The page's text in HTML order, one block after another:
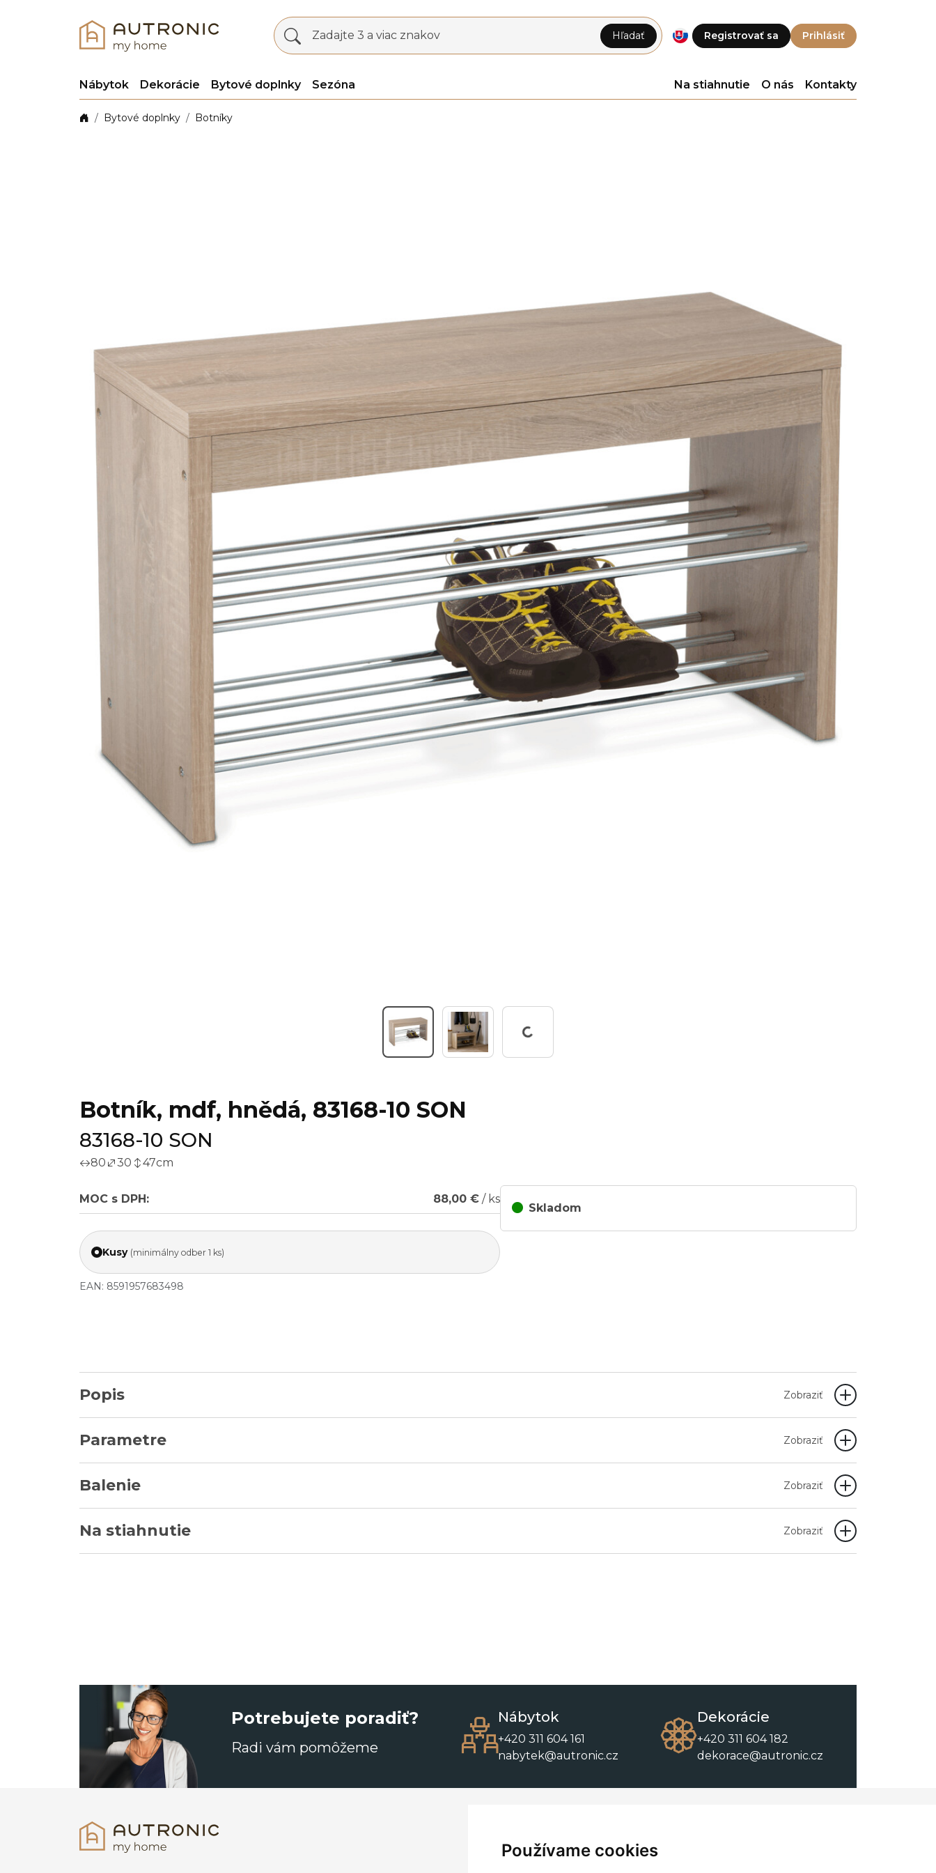
Používame cookies
Registrovať sa Prihlásiť
Zadajte 3 a viac znakov Hľadať
Nábytok Dekorácie Bytové doplnky Sezóna Na stiahnutie O nás Kontakty
Bytové doplnky Botníky
Working...
Botník, mdf, hnědá, 83168-10 SON
83168-10 SON
80 30 47cm
MOC s DPH: 88,00 € / ks
Kusy (minimálny odber 1 ks)
EAN: 8591957683498
Skladom
Popis Zobraziť
Parametre Zobraziť
Balenie Zobraziť
Na stiahnutie Zobraziť
Potrebujete poradiť?
Radi vám pomôžeme
Nábytok
+420 311 604 161
nabytek@autronic.cz
Dekorácie
+420 311 604 182
dekorace@autronic.cz
Kontakty